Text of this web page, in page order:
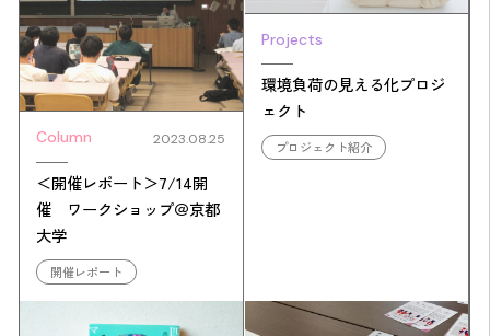
Column 2023.08.25
＜開催レポート＞7/14開
催 ワークショップ＠京都
大学
開催レポート
Projects
環境負荷の見える化プロジ
ェクト
プロジェクト紹介